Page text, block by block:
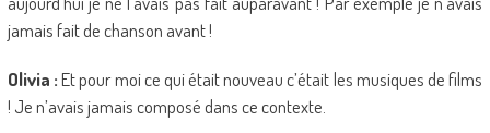
jamais fait de chanson avant !
Olivia :Et pour moi ce qui était nouveau c’était les musiques de films
! Je n’avais jamais composé dans ce contexte.